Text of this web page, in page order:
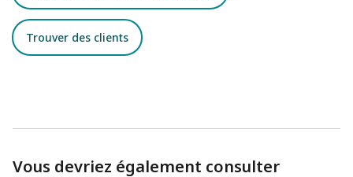
Trouver des clients
Vous devriez également consulter